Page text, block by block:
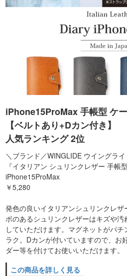
iPhone15ProMax 手帳型 ケ
【ベルトあり+Dカン付き】
人気ランキング 2位
＼ブランド／WINGLIDE ウイングライ
『イタリアン シュリンクレザー 手帳
iPhone15ProMax
￥5,280
発色の良いイタリアンシュリンクレ
ボのあるシュリンクレザーはキズや
していただけます。マグネットがパ
ラク。Dカンが付いていますので、お
ダー等を付けてお使いいただけます。
この商品を詳しく見る